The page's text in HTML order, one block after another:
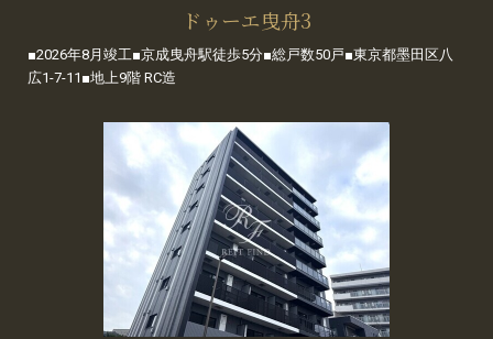
ドゥーエ曳舟3
■2026年8月竣工■京成曳舟駅徒歩5分■総戸数50戸■東京都墨田区八
広1-7-11■地上9階 RC造